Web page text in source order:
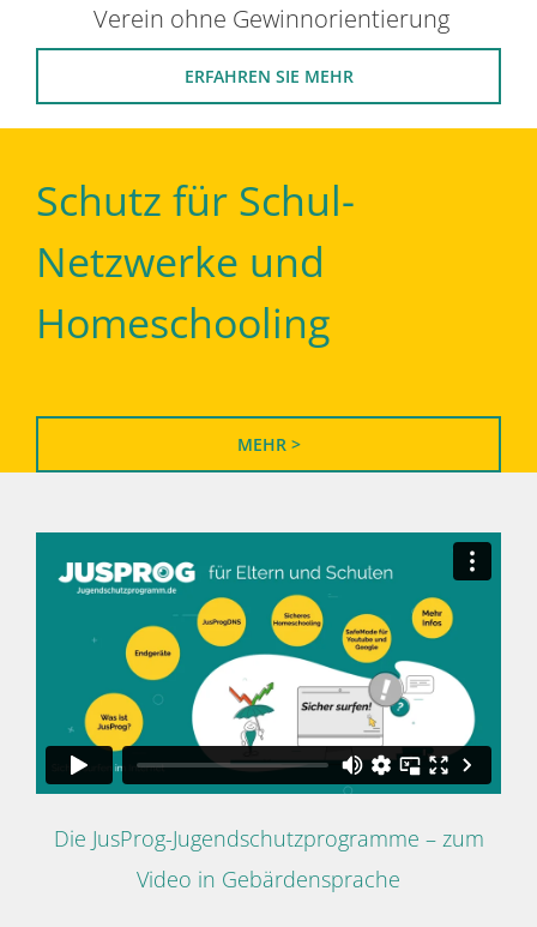
Verein ohne Gewinnorientierung
ERFAHREN SIE MEHR
Schutz für Schul-
Netzwerke und
Homeschooling
MEHR >
Die JusProg-Jugendschutzprogramme – zum
Video in Gebärdensprache